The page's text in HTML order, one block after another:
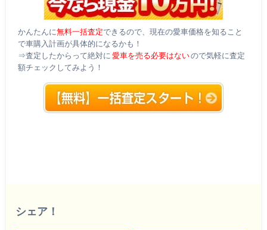
かんたんに無料一括査定できるので、現在の愛車価格を知ること
で車購入計画が具体的になるかも！
⇒査定したからって絶対に 愛車を売る必要はないので気軽に査定
額チェックしてみよう！
シェア！